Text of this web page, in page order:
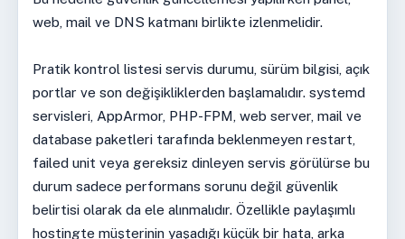
web, mail ve DNS katmanı birlikte izlenmelidir.
Pratik kontrol listesi servis durumu, sürüm bilgisi, açık
portlar ve son değişikliklerden başlamalıdır. systemd
servisleri, AppArmor, PHP-FPM, web server, mail ve
database paketleri tarafında beklenmeyen restart,
failed unit veya gereksiz dinleyen servis görülürse bu
durum sadece performans sorunu değil güvenlik
belirtisi olarak da ele alınmalıdır. Özellikle paylaşımlı
hostingte müşterinin yaşadığı küçük bir hata, arka